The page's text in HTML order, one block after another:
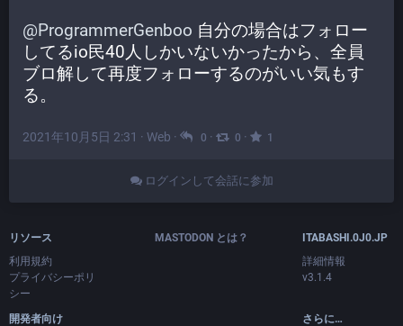
@ProgrammerGenboo 自分の場合はフォロー
してるio民40人しかいないかったから、全員
ブロ解して再度フォローするのがいい気もす
る。
2021年10月5日 2:31 · Web · 0 · 0 · 1
ログインして会話に参加
リソース
利用規約
プライバシーポリ
シー
開発者向け
MASTODON とは？
ITABASHI.0J0.JP
詳細情報
v3.1.4
さらに…